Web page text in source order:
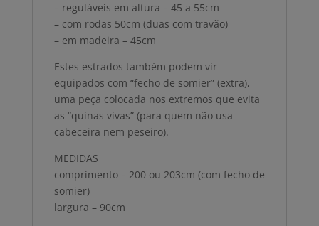
– reguláveis em altura – 45 a 55cm
– com rodas 50cm (duas com travão)
– em madeira – 45cm
Estes estrados também podem vir
equipados com “fecho de somier” (extra),
uma peça colocada nos extremos que evita
as “quinas vivas” (para quem não usa
cabeceira nem peseiro).
MEDIDAS
comprimento – 200 ou 203cm (com fecho de
somier)
largura – 90cm